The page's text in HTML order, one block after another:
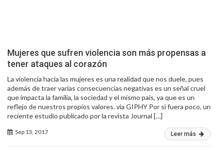
Mujeres que sufren violencia son más propensas a
tener ataques al corazón
La violencia hacia las mujeres es una realidad que nos duele, pues
además de traer varias consecuencias negativas es un señal cruel
que impacta la familia, la sociedad y el mismo país, ya que es un
reflejo de nuestros propios valores. via GIPHY Por si fuera poco, un
reciente estudio publicado por la revista Journal […]
Sep 13, 2017 Leer más